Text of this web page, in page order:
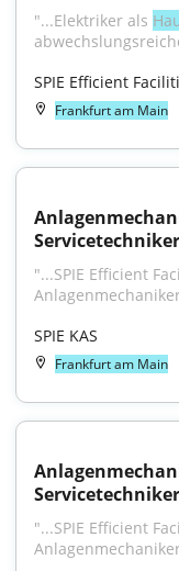
"...Elektriker als
SPIE Efficient
Frankfurt am Main
"...SPIE Efficient
SPIE KAS
Frankfurt am Main
"...SPIE Efficient